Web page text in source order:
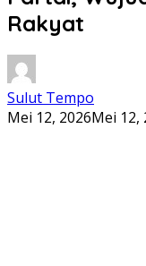
Rakyat
Sulut Tempo
Mei 12, 2026Mei 12,